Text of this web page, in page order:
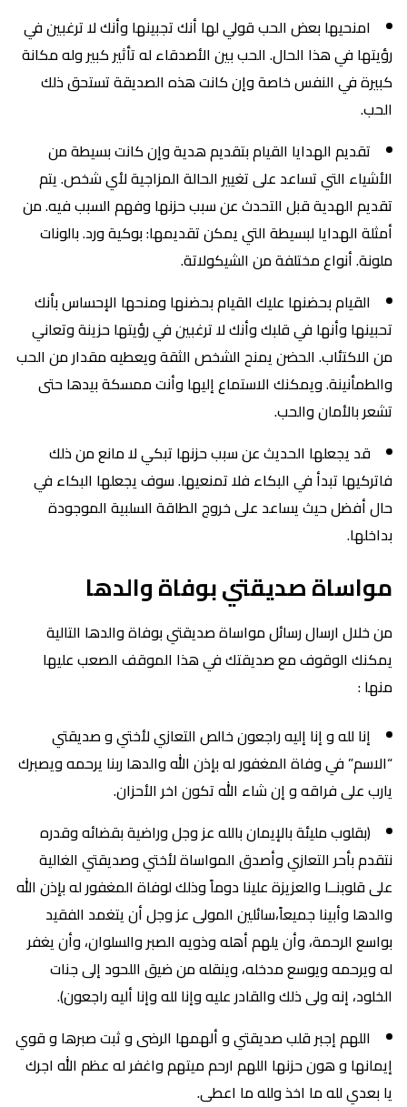
امنحيها بعض الحب قولي لها أنك تجبينها وأنك لا ترغبين في
رؤيتها في هذا الحال. الحب بين الأصدقاء له تأثير كبير وله مكانة
كبيرة في النفس خاصة وإن كانت هذه الصديقة تستحق ذلك
الحب.
تقديم الهدايا القيام بتقديم هدية وإن كانت بسيطة من
الأشياء التي تساعد على تغيير الحالة المزاجية لأي شخص. يتم
تقديم الهدية قبل التحدث عن سبب حزنها وفهم السبب فيه. من
أمثلة الهدايا لبسيطة التي يمكن تقديمها: بوكية ورد. بالونات
ملونة. أنواع مختلفة من الشيكولاتة.
القيام بحضنها عليك القيام بحضنها ومنحها الإحساس بأنك
تحبينها وأنها في قلبك وأنك لا ترغبين في رؤيتها حزينة وتعاني
من الاكتئاب. الحضن يمنح الشخص الثقة ويعطيه مقدار من الحب
والطمأنينة. ويمكنك الاستماع إليها وأنت ممسكة بيدها حتى
تشعر بالأمان والحب.
قد يجعلها الحديث عن سبب حزنها تبكي لا مانع من ذلك
فاتركيها تبدأ في البكاء فلا تمنعيها. سوف يجعلها البكاء في
حال أفضل حيث يساعد على خروج الطاقة السلبية الموجودة
بداخلها.
مواساة صديقتي بوفاة والدها
من خلال ارسال رسائل مواساة صديقتي بوفاة والدها التالية
يمكنك الوقوف مع صديقتك في هذا الموقف الصعب عليها
منها :
إنا لله و إنا إليه راجعون خالص التعازي لأختي و صديقتي
“الاسم” في وفاة المغفور له بإذن الله والدها ربنا يرحمه ويصبرك
يارب على فراقه و إن شاء الله تكون اخر الأحزان.
(بقلوب مليئة بالإيمان بالله عز وجل وراضية بقضائه وقدره
نتقدم بأحر التعازي وأصدق المواساة لأختي وصديقتي الغالية
على قلوبنــا والعزيزة علينا دوماً وذلك لوفاة المغفور له بإذن الله
والدها وأبينا جميعاً،سائلين المولى عز وجل أن يتغمد الفقيد
بواسع الرحمة، وأن يلهم أهله وذويه الصبر والسلوان، وأن يغفر
له ويرحمه ويوسع مدخله، وينقله من ضيق اللحود إلى جنات
الخلود، إنه ولى ذلك والقادر عليه وإنا لله وإنا أليه راجعون).
اللهم إجبر قلب صديقتي و ألهمها الرضى و ثبت صبرها و قوي
إيمانها و هون حزنها اللهم ارحم ميتهم واغفر له عظم الله اجرك
يا بعدي لله ما اخذ ولله ما اعطى.